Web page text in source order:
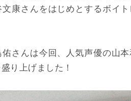
康さんをはじめとするボイ
さんは今回、人気声優の山
り上げました！